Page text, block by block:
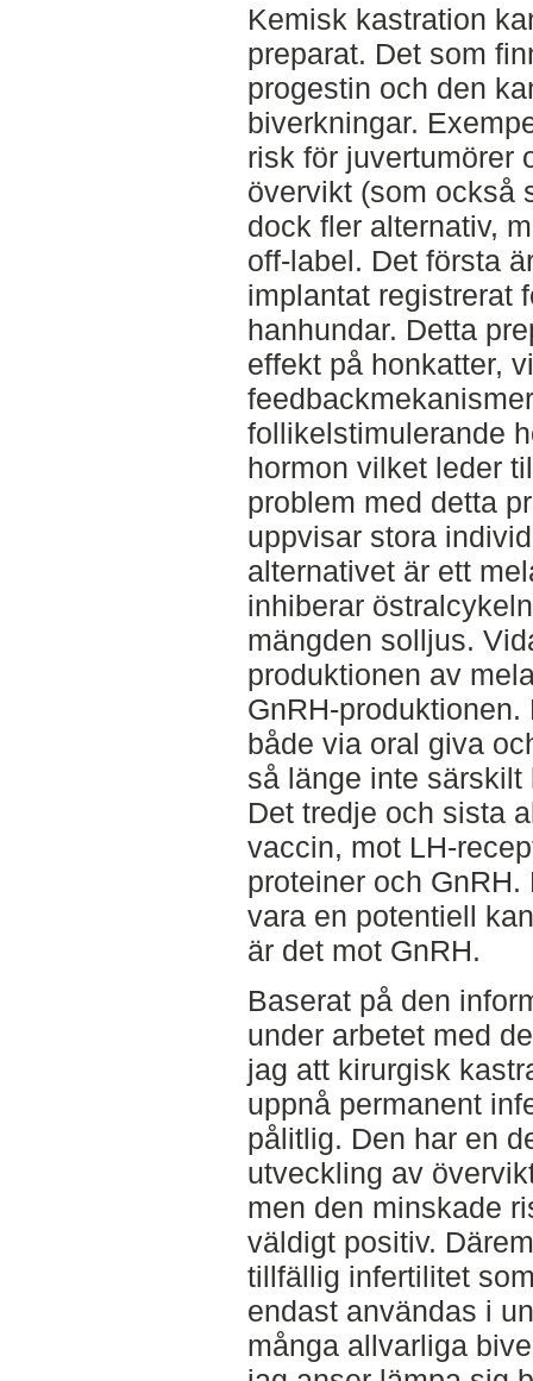
Kemisk kastration
preparat. Det som
progestin och den
biverkningar.
risk för juvertumörer
övervikt (som också
dock fler alternativ,
off-label. Det första
implantat registrerat
hanhundar. Detta
effekt på honkatter,
follikelstimulerande
hormon vilket leder
problem med detta
uppvisar stora
alternativet är ett
inhiberar
mängden solljus.
produktionen av
GnRH-
både via oral giva
så länge inte särskilt
Det tredje och sista
vaccin, mot LH-
proteiner och
vara en potentiell
är det mot GnRH.
Baserat på den
under arbetet med
jag att kirurgisk
uppnå permanent
pålitlig. Den har en
utveckling av
men den minskade
väldigt positiv.
tillfällig infertilitet
endast användas i
många allvarliga